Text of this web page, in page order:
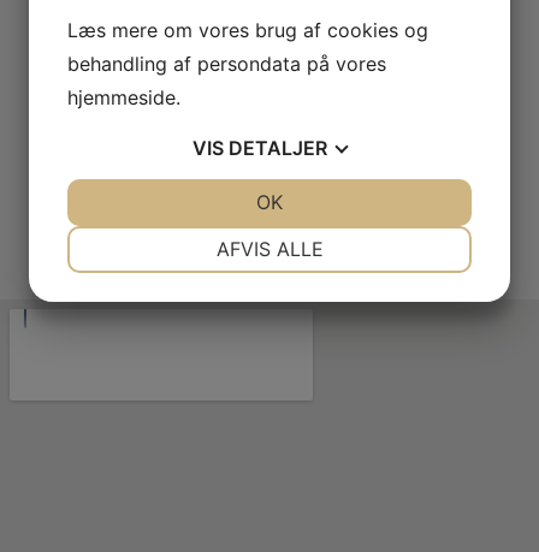
Skriv til os
jesper416@gmail.com
Andre oplysninger
Læs mere om vores brug af cookies og
behandling af persondata på vores
hjemmeside.
VIS DETALJER
AFVIS ALLE
OK